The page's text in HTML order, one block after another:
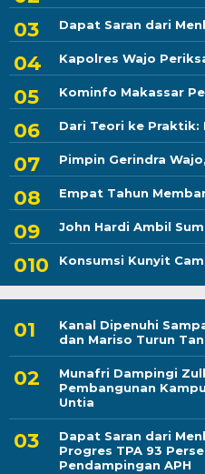
Dapat Saran dari
Kapolres Wajo
Kominfo Makassar
Dari Teori ke Praktik:
Pimpin Gerindra
Empat Tahun
John Hardi Ambil
Konsumsi Kunyit
Kanal Dipenuhi
dan Mariso Turun
Munafri Dampingi
Pembangunan
Untia
Dapat Saran dari
Progres TPA 93
Pendampingan APH